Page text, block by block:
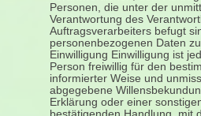
Personen, die unter der
Verantwortung des
Auftragsverarbeiters befugt
personenbezogenen Daten
Einwilligung Einwilligung ist
Person freiwillig für den
informierter Weise und
abgegebene
Erklärung oder einer
bestätigenden Handlung, mit